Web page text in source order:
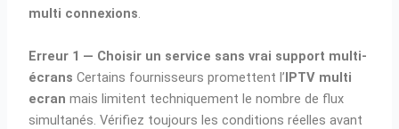
multi connexions.
Erreur 1 — Choisir un service sans vrai support multi-
écrans Certains fournisseurs promettent l’IPTV multi
ecranmais limitent techniquement le nombre de flux
simultanés. Vérifiez toujours les conditions réelles avant